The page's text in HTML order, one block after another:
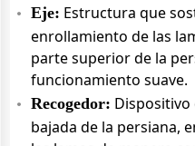
Eje: Estructura que
enrollamiento de las
parte superior de la
funcionamiento suave.
Recogedor: Dispositivo
bajada de la persiana,